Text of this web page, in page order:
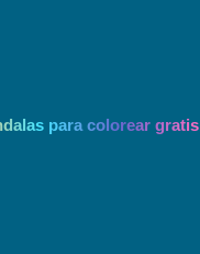
para colorear gratis